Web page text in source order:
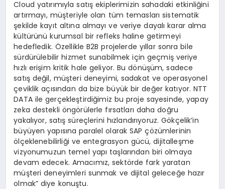
Cloud yatırımıyla satış ekiplerimizin sahadaki etkinliğini
artırmayı, müşteriyle olan tüm temasları sistematik
şekilde kayıt altına almayı ve veriye dayalı karar alma
kültürünü kurumsal bir refleks haline getirmeyi
hedefledik. Özellikle B2B projelerde yıllar sonra bile
sürdürülebilir hizmet sunabilmek için geçmiş veriye
hızlı erişim kritik hale geliyor. Bu dönüşüm, sadece
satış değil, müşteri deneyimi, sadakat ve operasyonel
çeviklik açısından da bize büyük bir değer katıyor. NTT
DATA ile gerçekleştirdiğimiz bu proje sayesinde, yapay
zeka destekli öngörülerle fırsatları daha doğru
yakalıyor, satış süreçlerini hızlandırıyoruz. Gökçelik’in
büyüyen yapısına paralel olarak SAP çözümlerinin
ölçeklenebilirliği ve entegrasyon gücü, dijitalleşme
vizyonumuzun temel yapı taşlarından biri olmaya
devam edecek. Amacımız, sektörde fark yaratan
müşteri deneyimleri sunmak ve dijital geleceğe hazır
olmak” diye konuştu.